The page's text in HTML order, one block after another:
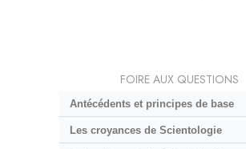
FOIRE AUX QUESTIONS
Antécédents et principes de base
Les croyances de Scientologie